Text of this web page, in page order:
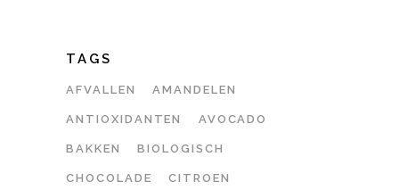
TAGS
AFVALLEN AMANDELEN
ANTIOXIDANTEN AVOCADO
BAKKEN BIOLOGISCH
CHOCOLADE CITROEN